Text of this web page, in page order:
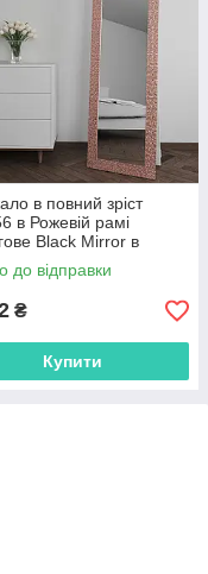
в повний зріст
в Рожевій рамі
Black Mirror в
передпокій спальню
до відправки
₴
Купити